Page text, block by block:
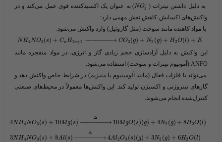
به دلیل داشتن نیترات (​ NO−
3
​) به عنوان یک اکسیدکننده قوی عمل می‌کند و در
واکنش‌های اکسایش-کاهش نقش مهمی دارد:
با مواد کاهنده مانند سوخت (مثل گازوئیل) وارد واکنش می‌شود:
NH4NO3 (s) + CnH2n+2 − →
−−−−−−− CO2 (g) + N2 (g) + H2O(l) + E
این واکنش به دلیل آزادسازی حجم زیادی گاز و انرژی، در مواد منفجره مانند
ANFO (آمونیوم نیترات و سوخت) استفاده می‌شود.
می‌تواند با فلزات فعال (مانند آلومینیوم یا منیزیم) در شرایط خاص واکنش دهد و
گازهای نیتروژنی و اکسیژن تولید کند. این واکنش‌ها معمولاً در محیط‌های صنعتی
کنترل‌شده انجام می‌شوند.
4NH4NO3 (s) + 10Mg(s) − →
−−−−−−−
Δ
10MgO(s)(g) + 4N2 (g) + 8H2O(l)
3NH4NO3 (s) + 8Al(s) − →
−−−−−−−
Δ
4Al2O3 (s)(g) + 3N2 (g) + 6H2 O(l)